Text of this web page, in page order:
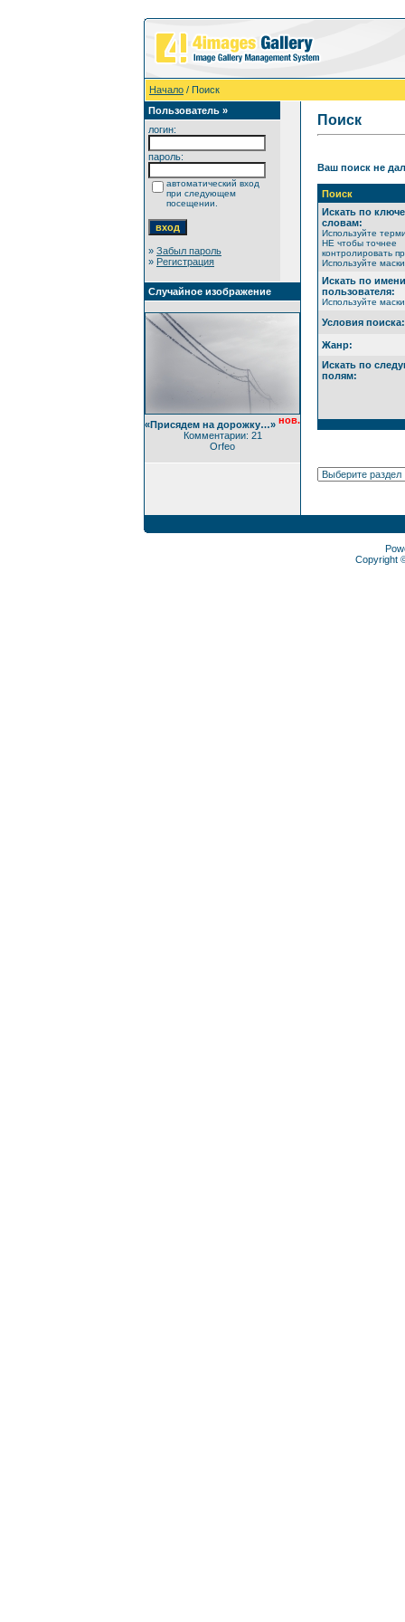
Начало / Поиск
Пользователь »
логин:
пароль:
автоматический вход
при следующем
посещении.
» Забыл пароль
» Регистрация
Случайное изображение
«Присядем на дорожку…» нов.
Комментарии: 21
Orfeo
Поиск
Ваш поиск не дал
Поиск
Искать по
словам:
Используйте
НЕ чтобы точнее
контролировать
Используйте
Искать по имени
пользователя:
Используйте
Условия поиска:
Жанр:
Искать по
полям:
Copyright